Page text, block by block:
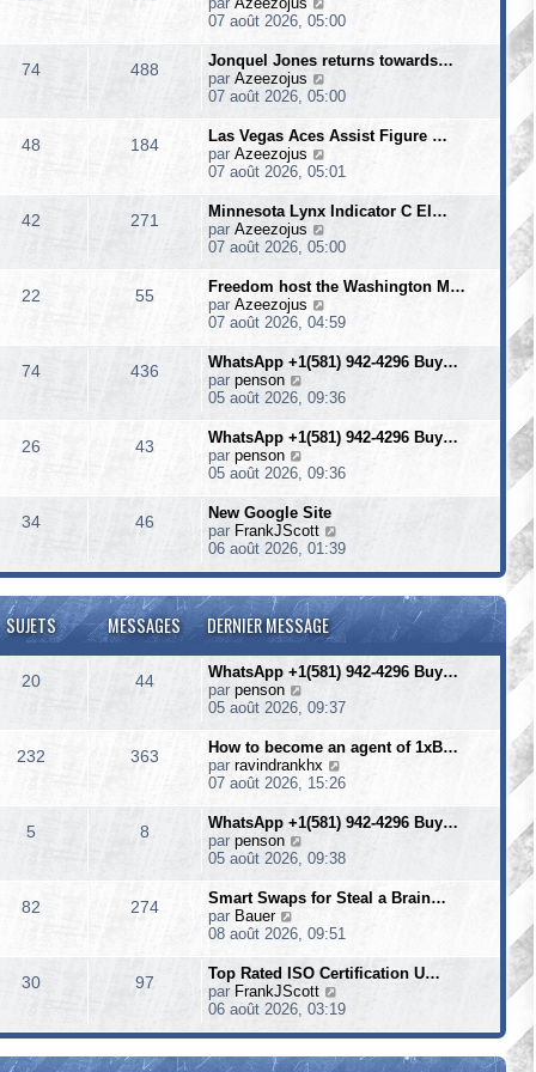
o
r
e
e
r
n
i
e
r
e
s
g
07 août 2026, 05:00
74 488
Jonquel Jones returns towards…
par Azeezojus
o
r
e
e
r
n
i
r
e
s
s
g
07 août 2026, 05:00
48 184
Las Vegas Aces Assist Figure …
par Azeezojus
o
r
e
r
n
i
e
r
e
s
g
07 août 2026, 05:01
42 271
Minnesota Lynx Indicator C El…
par Azeezojus
o
r
e
e
r
n
i
r
e
s
s
a
g
e
07 août 2026, 05:00
22 55
Freedom host the Washington M…
par Azeezojus
o
r
e
e
r
n
i
e
r
m
e
s
a
g
e
07 août 2026, 04:59
74 436
WhatsApp +1(581) 942-4296 Buy…
par penson
o
r
e
e
r
n
e
r
m
e
s
a
g
05 août 2026, 09:36
26 43
WhatsApp +1(581) 942-4296 Buy…
par penson
o
r
l
e
e
r
n
i
e
r
e
s
a
g
05 août 2026, 09:36
34 46
New Google Site
par FrankJScott
o
r
l
e
d
e
r
i
r
m
e
s
a
g
06 août 2026, 01:39
SUJETS MESSAGES DERNIER MESSAGE
20 44
WhatsApp +1(581) 942-4296 Buy…
par penson
o
r
l
e
e
r
n
e
r
e
s
s
a
g
e
05 août 2026, 09:37
232 363
How to become an agent of 1xB…
par ravindrankhx
o
r
e
e
r
n
i
r
e
s
07 août 2026, 15:26
5 8
WhatsApp +1(581) 942-4296 Buy…
par penson
o
r
e
e
r
n
e
r
05 août 2026, 09:38
82 274
Smart Swaps for Steal a Brain…
par Bauer
o
r
l
e
d
e
r
08 août 2026, 09:51
30 97
Top Rated ISO Certification U…
par FrankJScott
o
r
l
06 août 2026, 03:19